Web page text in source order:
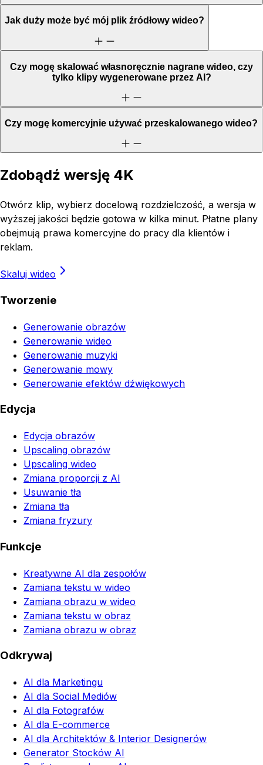
Jak duży może być mój plik źródłowy wideo?
Czy mogę skalować własnoręcznie nagrane wideo, czy
tylko klipy wygenerowane przez AI?
Czy mogę komercyjnie używać przeskalowanego wideo?
Zdobądź wersję 4K
Otwórz klip, wybierz docelową rozdzielczość, a wersja w
wyższej jakości będzie gotowa w kilka minut. Płatne plany
obejmują prawa komercyjne do pracy dla klientów i
reklam.
Skaluj wideo
Tworzenie
Generowanie obrazów
Generowanie wideo
Generowanie muzyki
Generowanie mowy
Generowanie efektów dźwiękowych
Edycja
Edycja obrazów
Upscaling obrazów
Upscaling wideo
Zmiana proporcji z AI
Usuwanie tła
Zmiana tła
Zmiana fryzury
Funkcje
Kreatywne AI dla zespołów
Zamiana tekstu w wideo
Zamiana obrazu w wideo
Zamiana tekstu w obraz
Zamiana obrazu w obraz
Odkrywaj
AI dla Marketingu
AI dla Social Mediów
AI dla Fotografów
AI dla E-commerce
AI dla Architektów & Interior Designerów
Generator Stocków AI